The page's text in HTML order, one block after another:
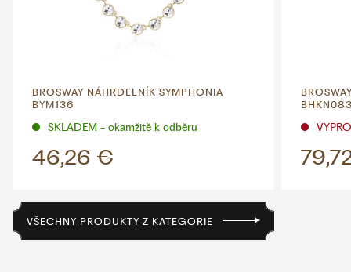
BROSWAY NÁHRDELNÍK SYMPHONIA
BYM136
SKLADEM - okamžitě k odběru
46,26 €
VŠECHNY PRODUKTY Z KATEGORIE